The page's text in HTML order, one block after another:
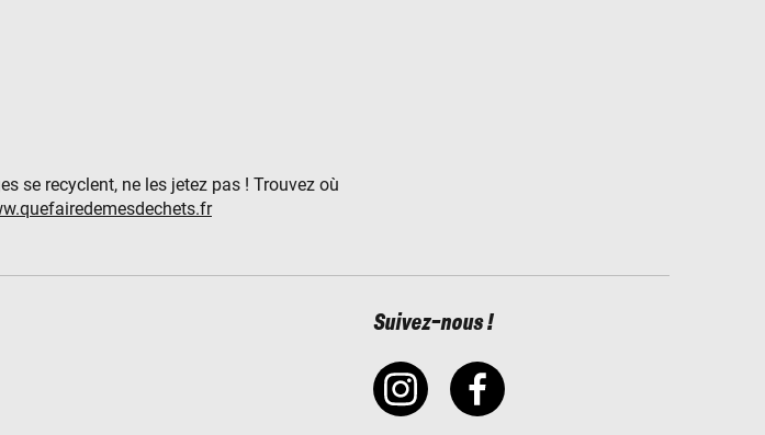
se recyclent, ne les jetez pas ! Trouvez où
Suivez-nous !